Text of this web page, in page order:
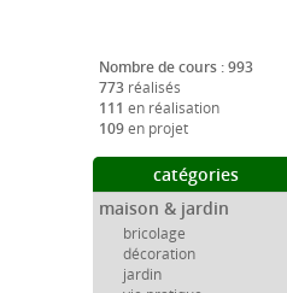
Nombre de cours : 993
773 réalisés
111 en réalisation
109en projet
catégories
maison & jardin
bricolage
décoration
jardin